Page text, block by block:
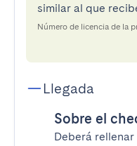
similar al que
Número de licencia de la
Llegada
Sobre el
Deberá rellenar